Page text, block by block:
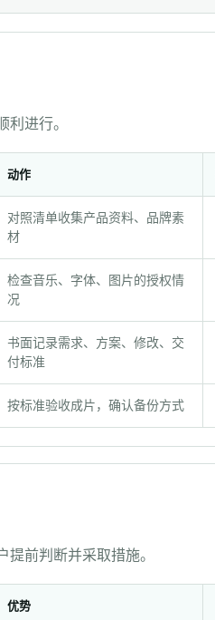
进行。
动作
对照清单收集产品资料、品牌素
材
检查音乐、字体、图片的授权情
况
书面记录需求、方案、修改、交
付标准
按标准验收成片，确认备份方式
前判断并采取措施。
优势